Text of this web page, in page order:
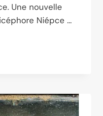
Une nouvelle
Niépce …